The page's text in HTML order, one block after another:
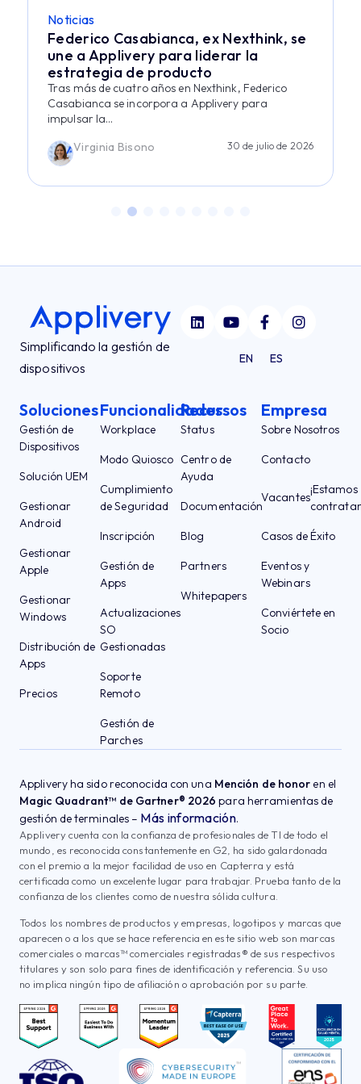
Noticias
Federico Casabianca, ex Nexthink, se
une a Applivery para liderar la
estrategia de producto
Tras más de cuatro años en Nexthink, Federico
Casabianca se incorpora a Applivery para
impulsar la...
Virginia Bisono
30 de julio de 2026
Simplificando la gestión de
dispositivos
EN ES
Soluciones
Gestión de
Dispositivos
Solución UEM
Gestionar
Android
Gestionar
Apple
Gestionar
Windows
Distribución de
Apps
Precios
Funcionalidades
Workplace
Modo Quiosco
Cumplimiento
de Seguridad
Inscripción
Gestión de
Apps
Actualizaciones
SO
Gestionadas
Soporte
Remoto
Gestión de
Parches
Recursos
Status
Centro de
Ayuda
Documentación
Blog
Partners
Whitepapers
Empresa
Sobre Nosotros
Contacto
Vacantes
¡Estamos
Casos de Éxito
Eventos y
Webinars
Conviértete en
Socio
Applivery ha sido reconocida con una Mención de honor en el
Magic Quadrant™ de Gartner® 2026 para herramientas de
gestión de terminales – Más información.
Applivery cuenta con la confianza de profesionales de TI de todo el
mundo, es reconocida constantemente en G2, ha sido galardonada
con el premio a la mejor facilidad de uso en Capterra y está
certificada como un excelente lugar para trabajar. Prueba tanto de la
confianza de los clientes como de nuestra sólida cultura.
Todos los nombres de productos y empresas, logotipos y marcas que
aparecen o a los que se hace referencia en este sitio web son marcas
comerciales o marcas™ comerciales registradas® de sus respectivos
titulares y son solo para fines de identificación y referencia. Su uso
no implica ningún tipo de afiliación o aprobación por su parte.